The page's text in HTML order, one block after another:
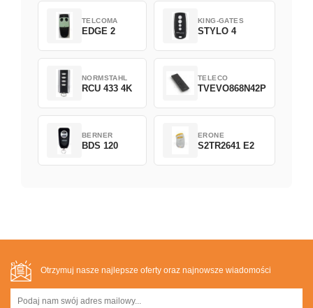
TELCOMA
EDGE 2
KING-GATES
STYLO 4
NORMSTAHL
RCU 433 4K
TELECO
TVEVO868N42P
BERNER
BDS 120
ERONE
S2TR2641 E2
Otrzymuj nasze najlepsze oferty oraz najnowsze wiadomości